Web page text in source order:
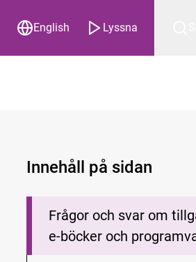
English Lyssna
Innehåll på sidan
Frågor och svar om
e-böcker och